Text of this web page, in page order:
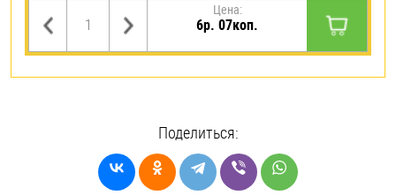
Цена:
6р. 07коп.
Поделиться: